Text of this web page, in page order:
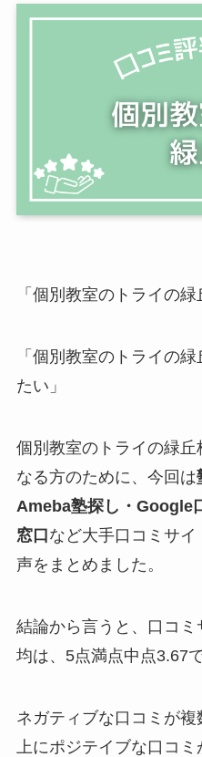
「個別教室のトライの
「個別教室のトライの
たい」
個別教室のトライの緑
なる方のために、今回は
Ameba塾探し・Google
窓口 など大手口コミサ
声をまとめました。
結論から言うと、口コ
均は、5点満点中点3.67で
ネガティブな口コミが
上にポジテイブな口コミ